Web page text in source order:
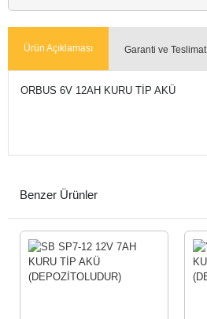
Ürün Açıklaması Garanti ve Teslimat
ORBUS 6V 12AH KURU TİP AKÜ
Benzer Ürünler